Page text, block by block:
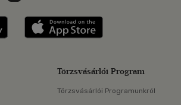
Libri applikáció Szerezd meg: Google
Törzsvásárlói Program
Törzsvásárlói Programunkról